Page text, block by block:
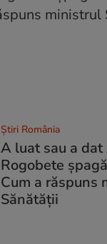
Știri România
A luat sau a
Rogobete
Cum a răspuns
Sănătății